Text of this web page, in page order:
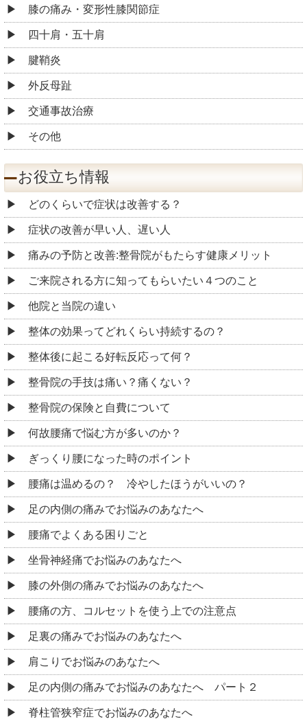
膝の痛み・変形性膝関節症
四十肩・五十肩
腱鞘炎
外反母趾
交通事故治療
その他
お役立ち情報
どのくらいで症状は改善する？
症状の改善が早い人、遅い人
痛みの予防と改善:整骨院がもたらす健康メリット
ご来院される方に知ってもらいたい４つのこと
他院と当院の違い
整体の効果ってどれくらい持続するの？
整体後に起こる好転反応って何？
整骨院の手技は痛い？痛くない？
整骨院の保険と自費について
何故腰痛で悩む方が多いのか？
ぎっくり腰になった時のポイント
腰痛は温めるの？ 冷やしたほうがいいの？
足の内側の痛みでお悩みのあなたへ
腰痛でよくある困りごと
坐骨神経痛でお悩みのあなたへ
膝の外側の痛みでお悩みのあなたへ
腰痛の方、コルセットを使う上での注意点
足裏の痛みでお悩みのあなたへ
肩こりでお悩みのあなたへ
足の内側の痛みでお悩みのあなたへ パート２
脊柱管狭窄症でお悩みのあなたへ